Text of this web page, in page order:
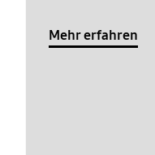
Mehr erfahren